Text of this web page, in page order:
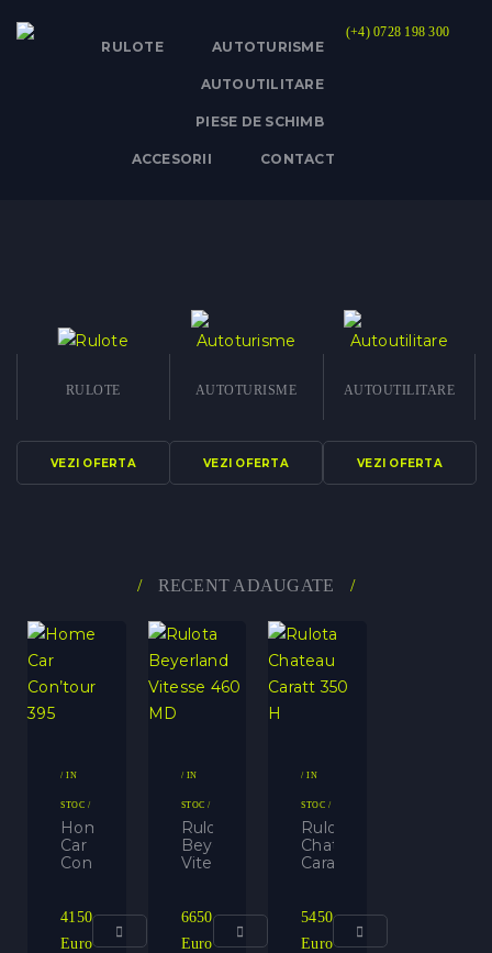
(+4) 0728 198 300
RULOTE AUTOTURISME
AUTOUTILITARE
PIESE DE SCHIMB
ACCESORII CONTACT
RULOTE
VEZI OFERTA
AUTOTURISME
VEZI OFERTA
AUTOUTILITARE
VEZI OFERTA
/ RECENT ADAUGATE /
/ IN
STOC /
Home
Car
Con’tour
4150
Euro
/ IN
STOC /
Rulota
Beyerland
Vitesse
6650
Euro
/ IN
STOC /
Rulota
Chateau
Caratt
5450
Euro